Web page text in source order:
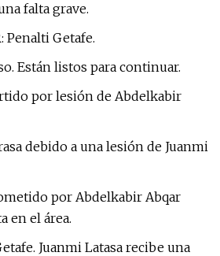
falta grave.
Penalti Getafe.
Están listos para continuar.
por lesión de Abdelkabir
debido a una lesión de Juanmi
por Abdelkabir Abqar
en el área.
Juanmi Latasa recibe una